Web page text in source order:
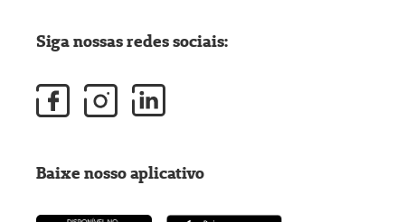
Siga nossas redes sociais:
Baixe nosso aplicativo